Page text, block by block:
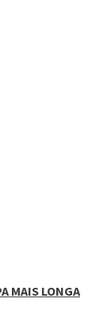
MAIS LONGA